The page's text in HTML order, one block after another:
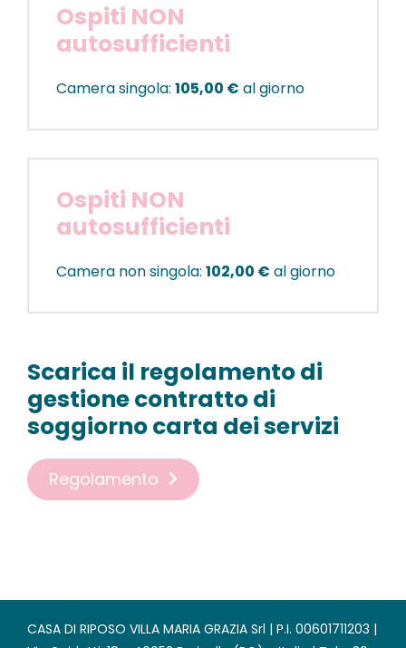
Ospiti NON
autosufficienti
Camera singola: 105,00 € al giorno
Ospiti NON
autosufficienti
Camera non singola: 102,00 € al giorno
Scarica il regolamento di
gestione contratto di
soggiorno carta dei servizi
Regolamento
CASA DI RIPOSO VILLA MARIA GRAZIA Srl | P.I. 00601711203 |